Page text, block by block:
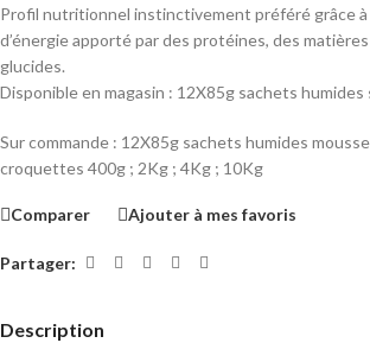
Profil nutritionnel instinctivement préféré grâce
d’énergie apporté par des protéines, des
glucides.
Disponible en magasin : 12X85g sachets humides
Sur commande : 12X85g sachets humides
croquettes 400g ; 2Kg ; 4Kg ; 10Kg
Comparer Ajouter à mes favoris
Partager:
Description